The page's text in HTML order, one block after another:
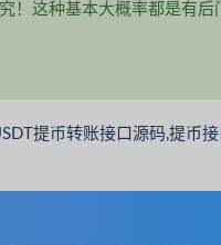
！这种基本大概率都是有后